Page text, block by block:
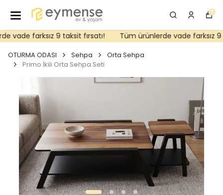
0
vade farksız 9 taksit fırsatı! Tüm ürünlerde vade farksız 9
OTURMA ODASI Sehpa
Orta Sehpa
Primo İkili Orta Sehpa Seti